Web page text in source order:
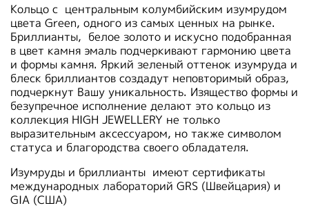
Кольцо с центральным колумбийским изумрудом
цвета Green, одного из самых ценных на рынке.
Бриллианты, белое золото и искусно подобранная
в цвет камня эмаль подчеркивают гармонию цвета
и формы камня. Яркий зеленый оттенок изумруда и
блеск бриллиантов создадут неповторимый образ,
подчеркнут Вашу уникальность. Изящество формы и
безупречное исполнение делают это кольцо из
коллекция HIGH JEWELLERY не только
выразительным аксессуаром, но также символом
статуса и благородства своего обладателя.
Изумруды и бриллианты имеют сертификаты
международных лабораторий GRS (Швейцария) и
GIA (США)